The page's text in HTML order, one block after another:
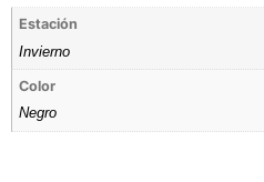
Estación
Invierno
Color
Negro